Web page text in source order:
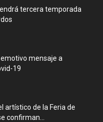
tercera temporada
emotivo mensaje a
19
artístico de la Feria de
confirman...